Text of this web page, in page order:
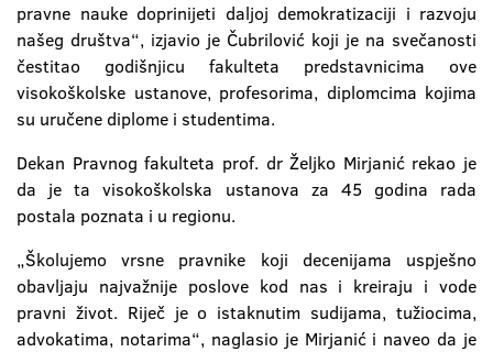
pravne nauke doprinijeti daljoj demokratizaciji i razvoju
našeg društva“, izjavio je Čubrilović koji je na svečanosti
čestitao godišnjicu fakulteta predstavnicima ove
visokoškolske ustanove, profesorima, diplomcima kojima
su uručene diplome i studentima.
Dekan Pravnog fakulteta prof. dr Željko Mirjanić rekao je
da je ta visokoškolska ustanova za 45 godina rada
postala poznata i u regionu.
„Školujemo vrsne pravnike koji decenijama uspješno
obavljaju najvažnije poslove kod nas i kreiraju i vode
pravni život. Riječ je o istaknutim sudijama, tužiocima,
advokatima, notarima“, naglasio je Mirjanić i naveo da je